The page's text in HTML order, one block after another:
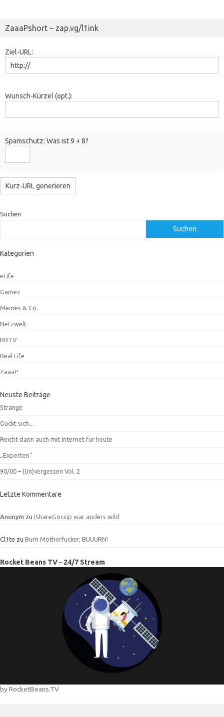
ZaaaPshort – zap.vg/l1ink
Ziel-URL:
Wunsch-Kürzel (opt.):
Spamschutz: Was ist 9 + 8?
Suchen
Suchen
Kategorien
eLife
Gamez
Memes & Co.
Netzwelt
RBTV
Real Life
ZaaaP
Neuste Beiträge
Strange
Guckt sich…
Reicht dann auch mit Internet für heute
„Experten“
90/00 – (Un)vergessen Vol. 2
Letzte Kommentare
Anonym zu iShareGossip war anders wild
Cl1te zu Burn Motherfucker, BUUURN!
Rocket Beans TV - 24/7 Stream
by RocketBeans.TV